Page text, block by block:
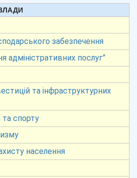
забезпечення
адміністративних послуг”
та інфраструктурних
та спорту
населення